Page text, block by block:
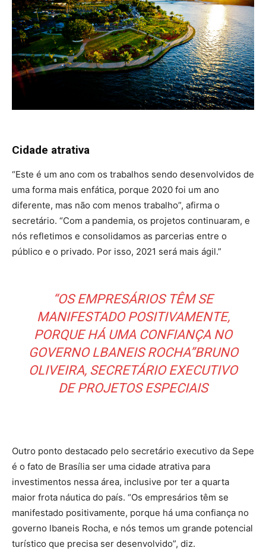
Cidade atrativa
“Este é um ano com os trabalhos sendo desenvolvidos de
uma forma mais enfática, porque 2020 foi um ano
diferente, mas não com menos trabalho”, afirma o
secretário. “Com a pandemia, os projetos continuaram, e
nós refletimos e consolidamos as parcerias entre o
público e o privado. Por isso, 2021 será mais ágil.”
“OS EMPRESÁRIOS TÊM SE
MANIFESTADO POSITIVAMENTE,
PORQUE HÁ UMA CONFIANÇA NO
GOVERNO LBANEIS ROCHA”BRUNO
OLIVEIRA, SECRETÁRIO EXECUTIVO
DE PROJETOS ESPECIAIS
Outro ponto destacado pelo secretário executivo da Sepe
é o fato de Brasília ser uma cidade atrativa para
investimentos nessa área, inclusive por ter a quarta
maior frota náutica do país. “Os empresários têm se
manifestado positivamente, porque há uma confiança no
governo lbaneis Rocha, e nós temos um grande potencial
turístico que precisa ser desenvolvido”, diz.